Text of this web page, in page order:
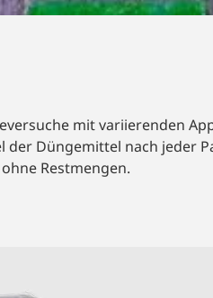
mit variierenden
der Düngemittel nach jeder
Restmengen.